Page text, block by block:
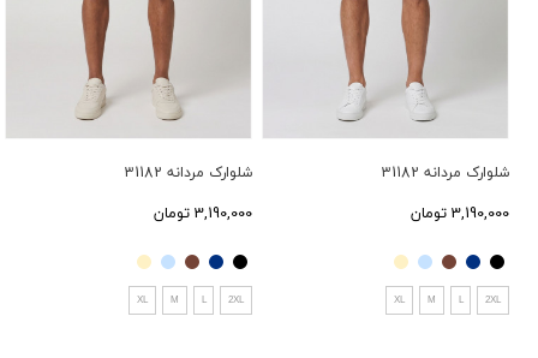
شلوارک مردانه 31182
3,190,000 تومان
2XL
L
M
XL
شلوارک مردانه 31182
3,190,000 تومان
2XL
L
M
XL